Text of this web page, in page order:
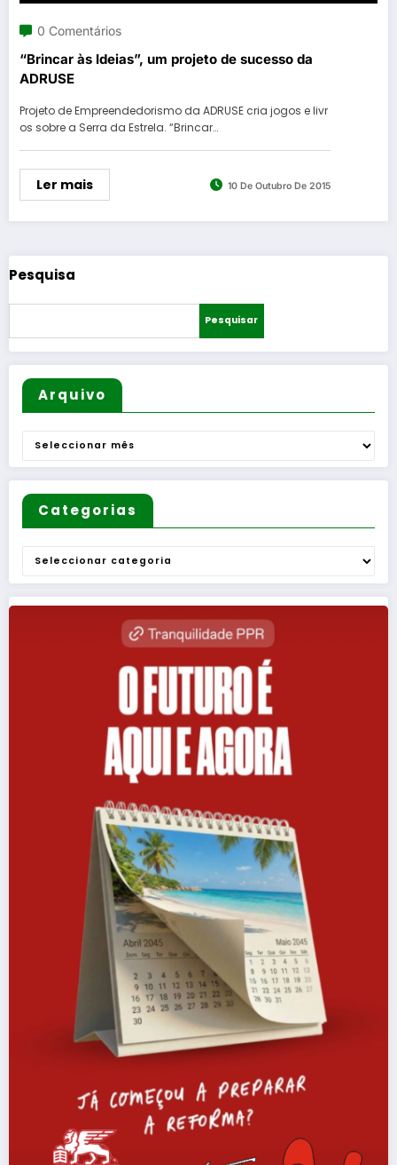
0 Comentários
“Brincar às Ideias”, um projeto de sucesso da
ADRUSE
Projeto de Empreendedorismo da ADRUSE cria jogos e livr
os sobre a Serra da Estrela. “Brincar…
Ler mais 10 De Outubro De 2015
Pesquisa
Pesquisar
Arquivo
Arquivo
Categorias
Categorias